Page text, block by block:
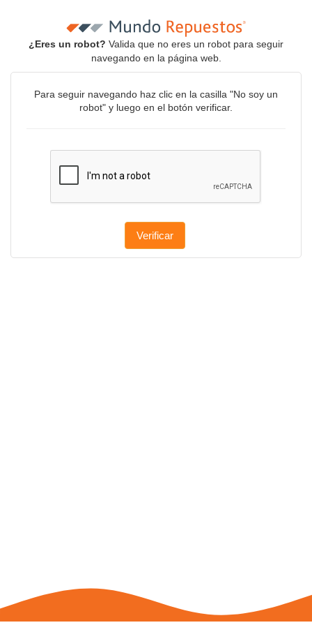
¿Eres un robot? Valida que no eres un robot para seguir
navegando en la página web.
Para seguir navegando haz clic en la casilla "No soy un
robot" y luego en el botón verificar.
Verificar